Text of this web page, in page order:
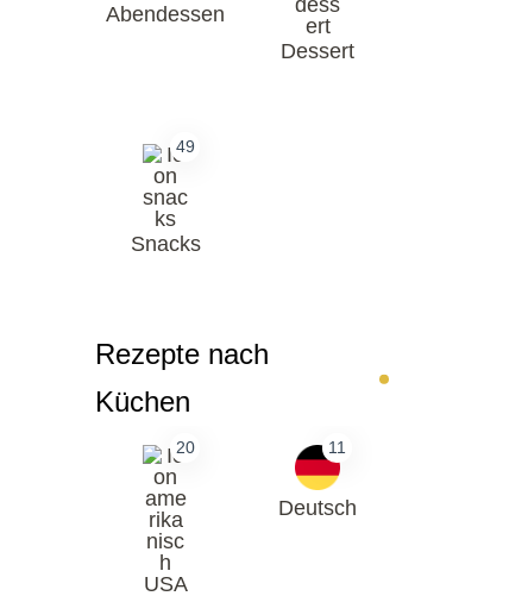
Abendessen
Dessert
49
Snacks
Rezepte nach
Küchen
20 11
Deutsch